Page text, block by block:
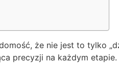
że nie jest to tylko
precyzji na każdym